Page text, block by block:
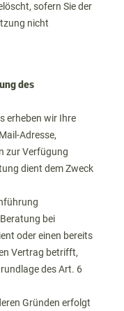
sofern Sie der
nicht
des
erheben wir Ihre
Adresse,
zur Verfügung
dient dem Zweck
bei
oder einen bereits
Vertrag betrifft,
des Art. 6
Gründen erfolgt